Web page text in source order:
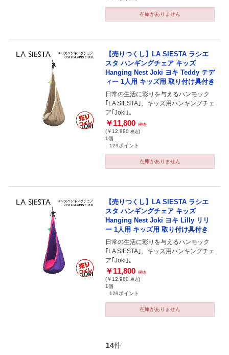
在庫がありません
【売りつくし】LA SIESTA ラシエ
スタ ハンギングチェア キッズ
Hanging Nest Joki ヨキ Teddy テデ
ィー 1人用 キッズ用 取り付け具付き
日常の生活に彩りを与えるハンモック
｢LA SIESTA｣。キッズ用ハンキングチェ
ア｢Joki｣。
￥11,800 税抜
(￥12,980 税込)
1個
129ポイント
在庫がありません
【売りつくし】LA SIESTA ラシエ
スタ ハンギングチェア キッズ
Hanging Nest Joki ヨキ Lilly リリ
ー 1人用 キッズ用 取り付け具付き
日常の生活に彩りを与えるハンモック
｢LA SIESTA｣。キッズ用ハンキングチェ
ア｢Joki｣。
￥11,800 税抜
(￥12,980 税込)
1個
129ポイント
在庫がありません
14件